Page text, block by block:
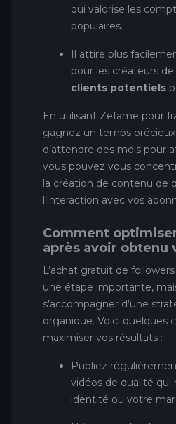
qui valorise les
populaires.
Il attire plus
pour les créateurs
clients potentiels
En utilisant Zefame pour
gagnez un temps
d’attendre des mois pour
vous pouvez vous
la création de contenu de
l’interaction avec vos
Comment
après avoir obtenu
L’achat gratuit de
une étape importante,
s’accompagner d’une
organique. Voici quelques
maximiser vos résultats :
Publiez
vidéos de qualité
identité ou votre